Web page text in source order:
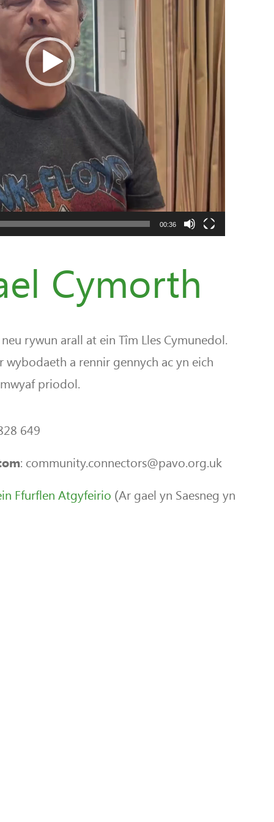
00:36
Cymorth
rywun arall at ein Tîm Lles Cymunedol.
wybodaeth a rennir gennych ac yn eich
priodol.
649
: community.connectors@pavo.org.uk
Ffurflen Atgyfeirio (Ar gael yn Saesneg yn